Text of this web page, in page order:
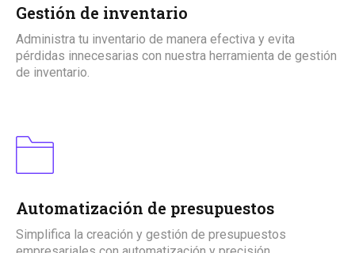
Gestión de inventario
Administra tu inventario de manera efectiva y evita
pérdidas innecesarias con nuestra herramienta de gestión
de inventario.
Automatización de presupuestos
Simplifica la creación y gestión de presupuestos